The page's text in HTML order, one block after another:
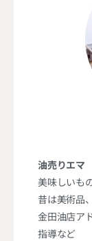
油売りエマ
美味しいも
昔は美術品
金田油店ア
指導など